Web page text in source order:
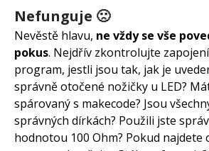
Nefunguje 🙁
Nevěstě hlavu, ne vždy se vše
pokus. Nejdřív zkontrolujte
program, jestli jsou tak, jak je
správně otočené nožičky u LED?
spárovaný s makecode? Jsou
správných dírkách? Použili jste
hodnotou 100 Ohm? Pokud najdete